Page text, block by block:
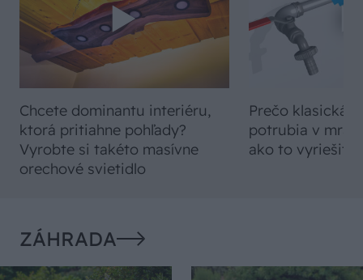
Chcete dominantu interiéru,
ktorá pritiahne pohľady?
Vyrobte si takéto masívne
orechové svietidlo
Prečo klasická
potrubia v
ako to vyriešiť
ZÁHRADA